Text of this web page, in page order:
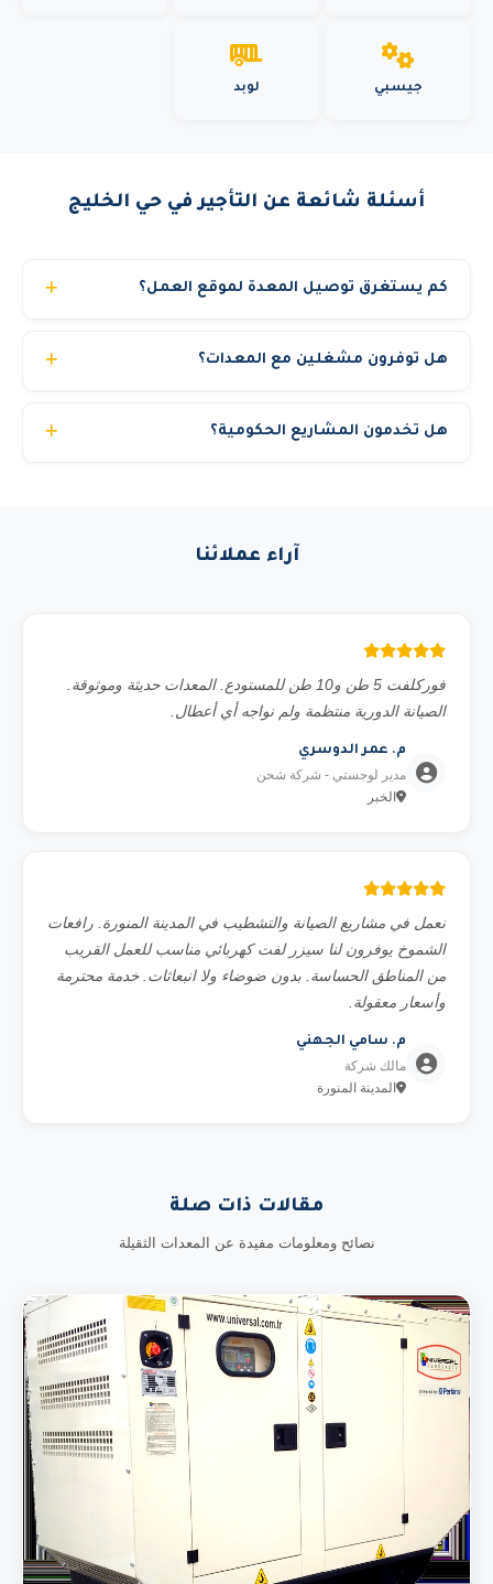
جيسبي لوبد
أسئلة شائعة عن التأجير في حي الخليج
كم يستغرق توصيل المعدة لموقع العمل؟
التوصيل في الموعد المحدد بالضبط.
هل توفرون مشغلين مع المعدات؟
سنوات. يمكنك اختيار استئجار المعدة مع مشغل أو بدون حسب
هل تخدمون المشاريع الحكومية؟
آراء عملائنا
فوركلفت 5 طن و10 طن للمستودع. المعدات حديثة وموثوقة.
الصيانة الدورية منتظمة ولم نواجه أي أعطال.
م. عمر الدوسري
مدير لوجستي - شركة شحن
الخبر
نعمل في مشاريع الصيانة والتشطيب في المدينة المنورة. رافعات
الشموخ يوفرون لنا سيزر لفت كهربائي مناسب للعمل القريب
من المناطق الحساسة. بدون ضوضاء ولا انبعاثات. خدمة محترمة
وأسعار معقولة.
م. سامي الجهني
مالك شركة
المدينة المنورة
مقالات ذات صلة
نصائح ومعلومات مفيدة عن المعدات الثقيلة